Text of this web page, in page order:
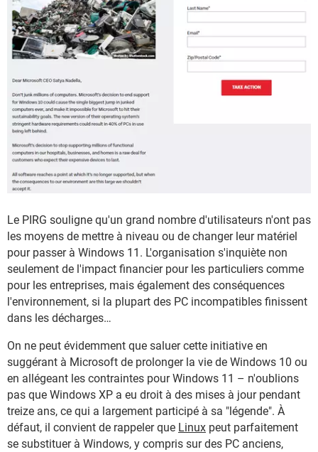
Le PIRG souligne qu'un grand nombre d'utilisateurs n'ont pas
les moyens de mettre à niveau ou de changer leur matériel
pour passer à Windows 11. L'organisation s'inquiète non
seulement de l'impact financier pour les particuliers comme
pour les entreprises, mais également des conséquences
l'environnement, si la plupart des PC incompatibles finissent
dans les décharges…
On ne peut évidemment que saluer cette initiative en
suggérant à Microsoft de prolonger la vie de Windows 10 ou
en allégeant les contraintes pour Windows 11 – n'oublions
pas que Windows XP a eu droit à des mises à jour pendant
treize ans, ce qui a largement participé à sa "légende". À
défaut, il convient de rappeler que Linux peut parfaitement
se substituer à Windows, y compris sur des PC anciens,